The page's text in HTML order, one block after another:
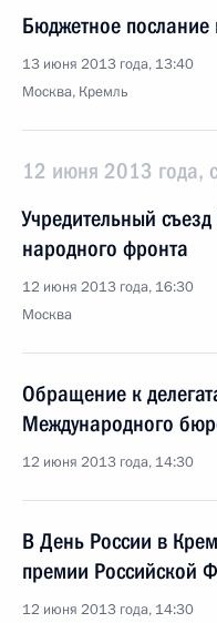
Бюджетное
13 июня 2013 года, 13:40
Москва, Кремль
12 июня 2013 года,
Учредительный
народного фронта
12 июня 2013 года, 16:30
Москва
Обращение к
Международного
12 июня 2013 года, 14:30
В День России в
премии Российской
12 июня 2013 года, 14:30